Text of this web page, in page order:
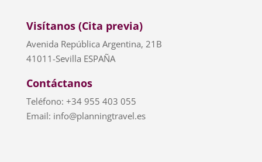
Visítanos (Cita previa)
Avenida República Argentina, 21B
41011-Sevilla ESPAÑA
Contáctanos
Teléfono: +34 955 403 055
Email: info@planningtravel.es